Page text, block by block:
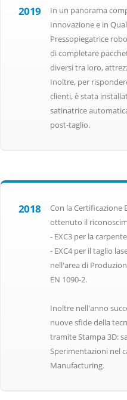
2019
In un panorama
Innovazione e in
Pressopiegatrice
di completare
diversi tra loro,
Inoltre, per
clienti, è stata
satinatrice
post-taglio.
2018
Con la Certificazione
ottenuto il
- EXC3 per la
- EXC4 per il taglio
nell'area di
EN 1090-2.
Inoltre nell'anno
nuove sfide della
tramite Stampa 3D:
Sperimentazioni nel
Manufacturing.